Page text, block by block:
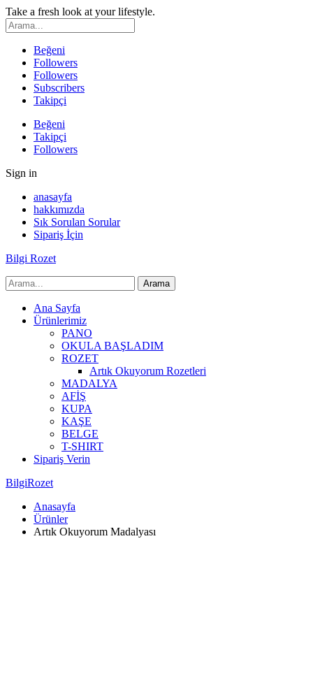
Take a fresh look at your lifestyle.
Beğeni
Followers
Followers
Subscribers
Takipçi
Beğeni
Takipçi
Followers
Sign in
anasayfa
hakkımızda
Sık Sorulan Sorular
Sipariş İçin
Bilgi Rozet
Ana Sayfa
Ürünlerimiz
PANO
OKULA BAŞLADIM
ROZET
Artık Okuyorum Rozetleri
MADALYA
AFİŞ
KUPA
KAŞE
BELGE
T-SHIRT
Sipariş Verin
BilgiRozet
Anasayfa
Ürünler
Artık Okuyorum Madalyası